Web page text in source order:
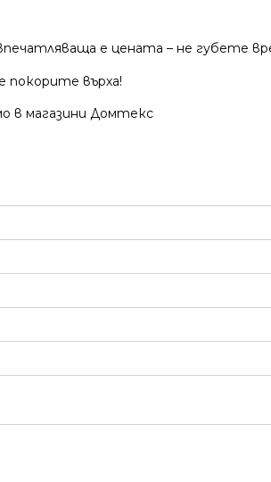
е цената – не губете
покорите върха!
в магазини Домтекс